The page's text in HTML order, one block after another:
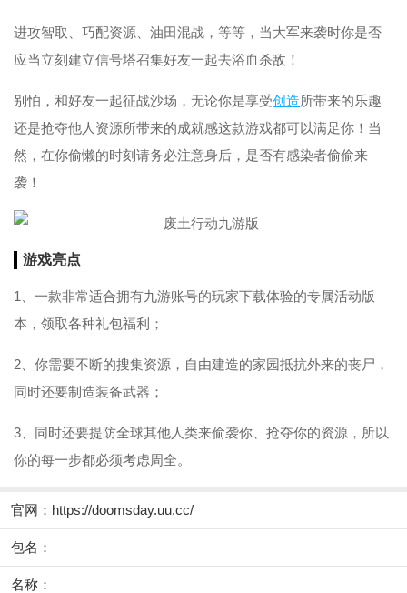
进攻智取、巧配资源、油田混战，等等，当大军来袭时你是否
应当立刻建立信号塔召集好友一起去浴血杀敌！
别怕，和好友一起征战沙场，无论你是享受创造所带来的乐趣
还是抢夺他人资源所带来的成就感这款游戏都可以满足你！当
然，在你偷懒的时刻请务必注意身后，是否有感染者偷偷来
袭！
游戏亮点
1、一款非常适合拥有九游账号的玩家下载体验的专属活动版
本，领取各种礼包福利；
2、你需要不断的搜集资源，自由建造的家园抵抗外来的丧尸，
同时还要制造装备武器；
3、同时还要提防全球其他人类来偷袭你、抢夺你的资源，所以
你的每一步都必须考虑周全。
官网： https://doomsday.uu.cc/
包名：
名称：